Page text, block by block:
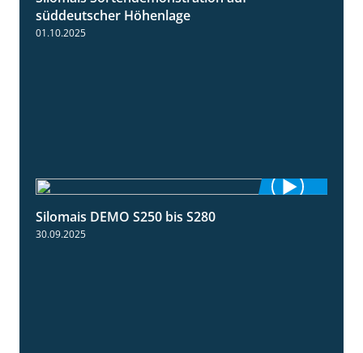
süddeutscher Höhenlage
01.10.2025
Silomais DEMO S250 bis S280
30.09.2025